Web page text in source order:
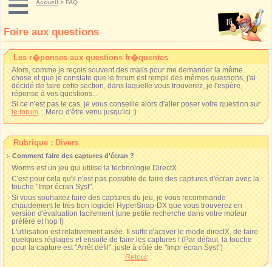
Accueil > FAQ
Foire aux questions
Les r�ponses aux questions fr�quentes
Alors, comme je reçois souvent des mails pour me demander la même
chose et que je constate que le forum est rempli des mêmes questions, j'ai
décidé de faire cette section, dans laquelle vous trouverez, je l'espère,
réponse à vos questions...
Si ce n'est pas le cas, je vous conseille alors d'aller poser votre question sur
le forum... Merci d'être venu jusqu'ici :)
Rubrique : Divers
Comment faire des captures d'écran ?
Worms est un jeu qui utilise la technologie DirectX.
C'est pour cela qu'il n'est pas possible de faire des captures d'écran avec la
touche "Impr écran Syst".
Si vous souhaitez faire des captures du jeu, je vous recommande
chaudement le très bon logiciel HyperSnap-DX que vous trouverez en
version d'évaluation facilement (une petite recherche dans votre moteur
préféré et hop !)
L'utilisation est relativement aisée. Il suffit d'activer le mode directX, de faire
quelques réglages et ensuite de faire les captures ! (Par défaut, la touche
pour la capture est "Arrêt défil", juste à côté de "Impr écran Syst")
Retour